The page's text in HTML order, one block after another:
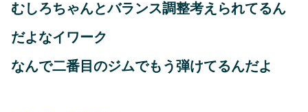
むしろちゃんとバランス調整考えられてるん
だよなイワーク
なんで二番目のジムでもう弾けてるんだよ